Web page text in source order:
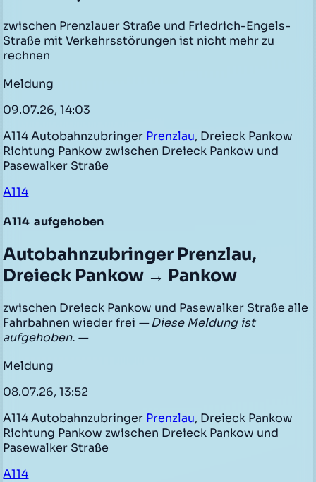
zwischen Prenzlauer Straße und Friedrich-Engels-
Straße mit Verkehrsstörungen ist nicht mehr zu
rechnen
Meldung
09.07.26, 14:03
A114 Autobahnzubringer Prenzlau, Dreieck Pankow
Richtung Pankow zwischen Dreieck Pankow und
Pasewalker Straße
A114
A114 aufgehoben
Autobahnzubringer Prenzlau,
Dreieck Pankow → Pankow
zwischen Dreieck Pankow und Pasewalker Straße alle
Fahrbahnen wieder frei — Diese Meldung ist
aufgehoben. —
Meldung
08.07.26, 13:52
A114 Autobahnzubringer Prenzlau, Dreieck Pankow
Richtung Pankow zwischen Dreieck Pankow und
Pasewalker Straße
A114